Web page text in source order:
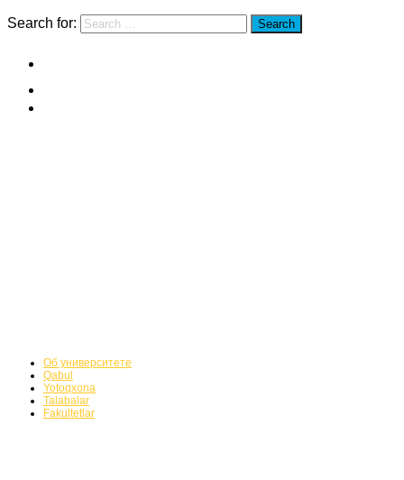
Search for: Search
Об университете
Qabul
Yotoqxona
Talabalar
Fakultetlar